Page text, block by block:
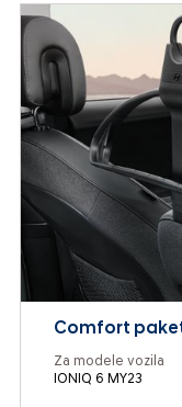
Comfort
Za modele vozila
IONIQ 6 MY23